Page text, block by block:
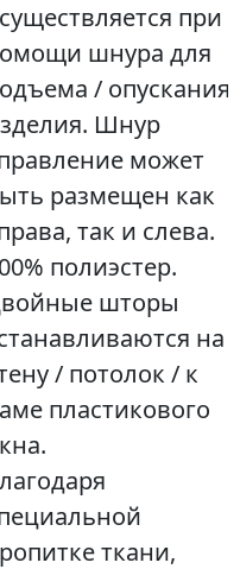
при
шнура для
/ опускания
Шнур
может
размещен как
так и слева.
полиэстер.
шторы
на
/ потолок / к
пластикового
ткани,